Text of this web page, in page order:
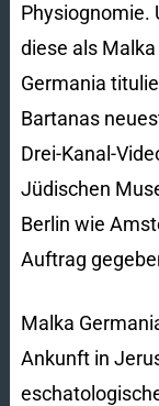
Physiognomie.
diese als
Germania
Bartanas
Drei-Kanal-
Jüdischen
Berlin wie
Auftrag
Malka
Ankunft in